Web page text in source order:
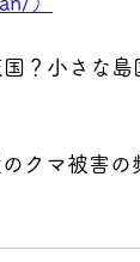
？小さな島
クマ被害の